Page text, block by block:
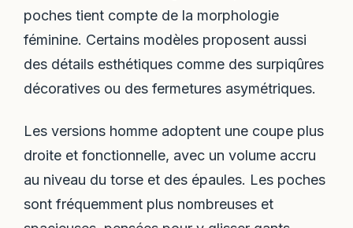
poches tient compte de la morphologie
féminine. Certains modèles proposent aussi
des détails esthétiques comme des surpiqûres
décoratives ou des fermetures asymétriques.
Les versions homme adoptent une coupe plus
droite et fonctionnelle, avec un volume accru
au niveau du torse et des épaules. Les poches
sont fréquemment plus nombreuses et